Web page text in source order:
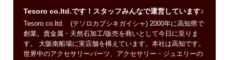
Tesoro co.ltd.です！スタッフみんなで運営しています♪
Tesoro co.ltd. (テソロカブシキガイシャ) 2000年に高知県で
創業。貴金属・天然石加工/販売を商いとして今日に至りま
す。 大阪南船場に実店舗を構えています。本社は高知です。
世界中のアクセサリーパーツ、アクセサリー・ジュエリーの